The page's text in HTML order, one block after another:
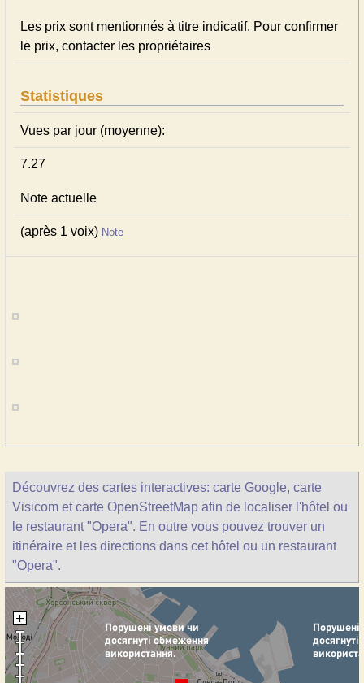
Les prix sont mentionnés à titre indicatif. Pour confirmer
le prix, contacter les propriétaires
Statistiques
Vues par jour (moyenne):
7.27
Note actuelle
(après 1 voix) Note
Découvrez des cartes interactives: carte Google, carte
Visicom et carte OpenStreetMap afin de localiser l'hôtel ou
le restaurant "Opera". En outre vous pouvez trouver un
itinéraire et les directions dans cet hôtel ou un restaurant
"Opera".